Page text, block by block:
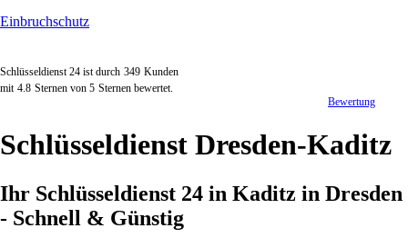
Einbruchschutz
Schlüsseldienst 24 ist durch 349 Kunden
mit 4.8 Sternen von 5 Sternen bewertet.
Bewertung
Schlüsseldienst Dresden-Kaditz
Ihr Schlüsseldienst 24 in Kaditz in Dresden
- Schnell & Günstig